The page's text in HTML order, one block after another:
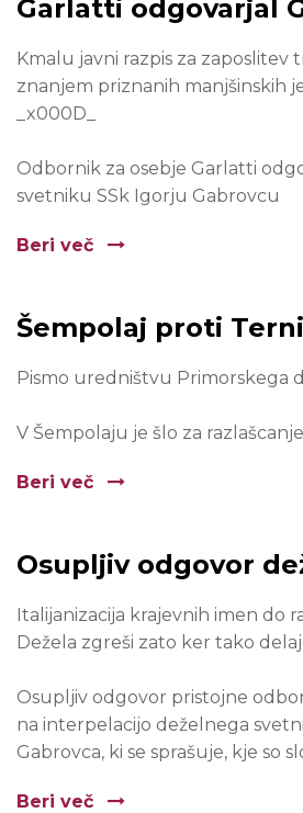
Garlatti odgovarjal
Kmalu javni razpis za zaposlitev
znanjem priznanih manjšinskih
_x000D_
Odbornik za osebje Garlatti
svetniku SSk Igorju Gabrovcu
Beri več
Šempolaj proti Terni
Pismo uredništvu Primorskega
V Šempolaju je šlo za
Beri več
Osupljiv odgovor
Italijanizacija krajevnih imen do
Dežela zgreši zato ker tako
Osupljiv odgovor pristojne
na interpelacijo deželnega
Gabrovca, ki se sprašuje, kje so
Beri več